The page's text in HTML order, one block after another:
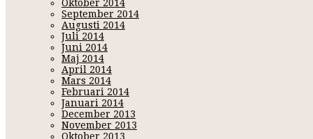
Oktober 2014
September 2014
Augusti 2014
Juli 2014
Juni 2014
Maj 2014
April 2014
Mars 2014
Februari 2014
Januari 2014
December 2013
November 2013
Oktober 2013